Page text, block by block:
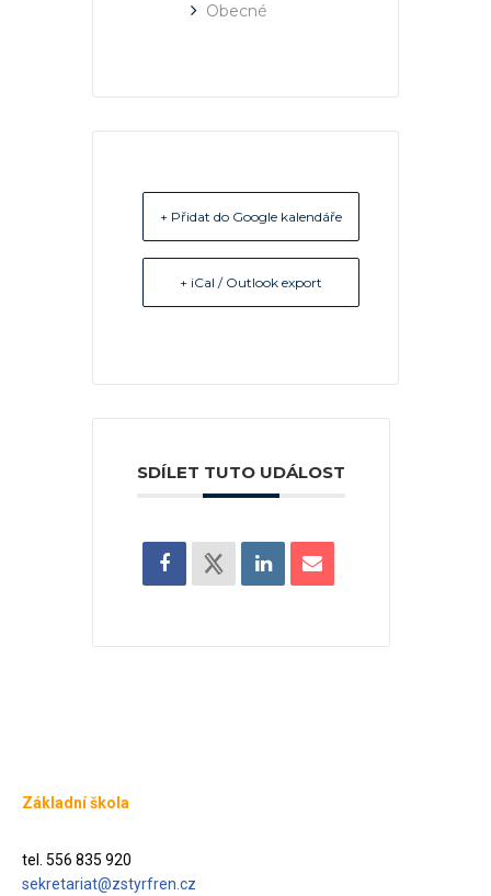
Obecné
+ Přidat do Google kalendáře
+ iCal / Outlook export
SDÍLET TUTO UDÁLOST
Základní škola
tel. 556 835 920
sekretariat@zstyrfren.cz